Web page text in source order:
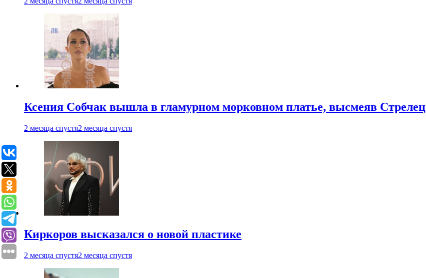
Ксения Собчак вышла в гламурном морковном платье, высмеяв Стрелец
2 месяца спустя2 месяца спустя
Киркоров высказался о новой пластике
2 месяца спустя2 месяца спустя